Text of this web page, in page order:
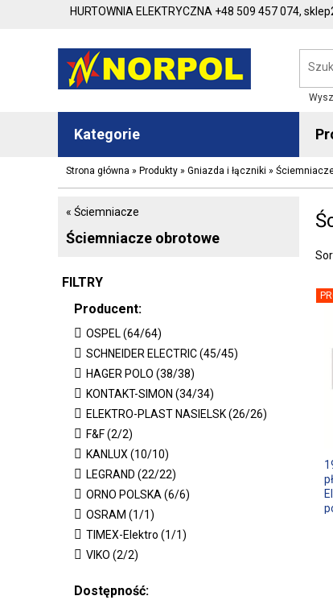
HURTOWNIA ELEKTRYCZNA +48 509 457 074,
Kategorie
Strona główna » Produkty » Gniazda i łączniki »
« Ściemniacze
Ściemniacze obrotowe
FILTRY
Producent:
OSPEL (64/64)
SCHNEIDER ELECTRIC (45/45)
HAGER POLO (38/38)
KONTAKT-SIMON (34/34)
ELEKTRO-PLAST NASIELSK (26/26)
F&F (2/2)
KANLUX (10/10)
LEGRAND (22/22)
ORNO POLSKA (6/6)
OSRAM (1/1)
TIMEX-Elektro (1/1)
VIKO (2/2)
Dostępność: